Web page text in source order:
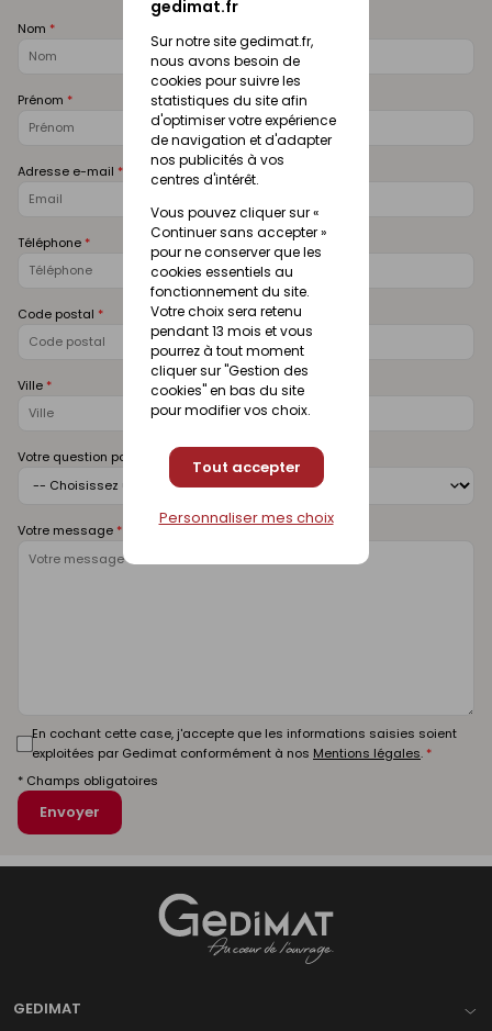
gedimat.fr
Sur notre site gedimat.fr,
nous avons besoin de
cookies pour suivre les
statistiques du site afin
d'optimiser votre expérience
de navigation et d'adapter
nos publicités à vos
centres d'intérêt.
Vous pouvez cliquer sur «
Continuer sans accepter »
pour ne conserver que les
cookies essentiels au
fonctionnement du site.
Votre choix sera retenu
pendant 13 mois et vous
pourrez à tout moment
cliquer sur "Gestion des
cookies" en bas du site
pour modifier vos choix.
Tout accepter
Personnaliser mes choix
Nom
Prénom
Adresse e-mail
Téléphone
Code postal
Ville
Votre question porte sur
Votre message
En cochant cette case, j'accepte que les informations saisies soient
exploitées par Gedimat conformément à nos Mentions légales.
* Champs obligatoires
Envoyer
GEDIMAT